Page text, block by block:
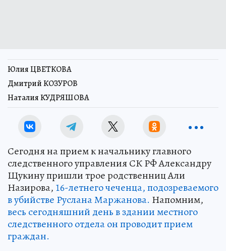
Юлия ЦВЕТКОВА
Дмитрий КОЗУРОВ
Наталия КУДРЯШОВА
Сегодня на прием к начальнику главного
следственного управления СК РФ Александру
Щукину пришли трое родственниц Али
Назирова, 16-летнего чеченца, подозреваемого
в убийстве Руслана Маржанова. Напомним,
весь сегодняшний день в здании местного
следственного отдела он проводит прием
граждан.